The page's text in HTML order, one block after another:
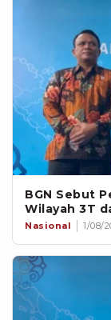
BGN Sebut
Wilayah 3T
Nasional 1/08/